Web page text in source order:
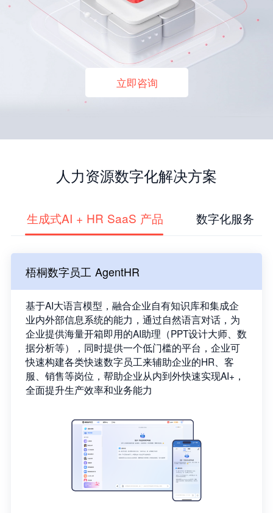
立即咨询
人力资源数字化解决方案
生成式AI + HR SaaS 产品 数字化服务
梧桐数字员工 AgentHR
基于AI大语言模型，融合企业自有知识库和集成企
业内外部信息系统的能力，通过自然语言对话，为
企业提供海量开箱即用的AI助理（PPT设计大师、数
据分析等），同时提供一个低门槛的平台，企业可
快速构建各类快速数字员工来辅助企业的HR、客
服、销售等岗位，帮助企业从内到外快速实现AI+，
全面提升生产效率和业务能力